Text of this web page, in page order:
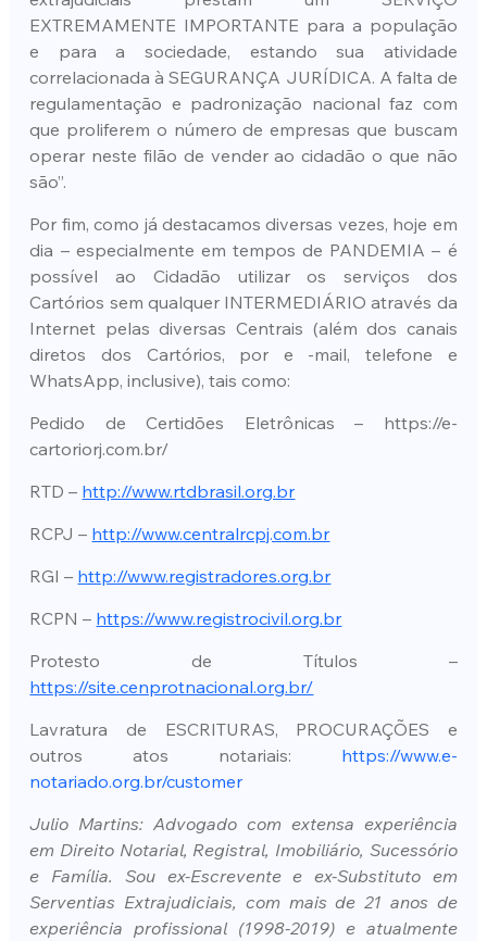
EXTREMAMENTE IMPORTANTE para a população
e para a sociedade, estando sua atividade
correlacionada à SEGURANÇA JURÍDICA. A falta de
regulamentação e padronização nacional faz com
que proliferem o número de empresas que buscam
operar neste filão de vender ao cidadão o que não
são”.
Por fim, como já destacamos diversas vezes, hoje em
dia – especialmente em tempos de PANDEMIA – é
possível ao Cidadão utilizar os serviços dos
Cartórios sem qualquer INTERMEDIÁRIO através da
Internet pelas diversas Centrais (além dos canais
diretos dos Cartórios, por e -mail, telefone e
WhatsApp, inclusive), tais como:
Pedido de Certidões Eletrônicas – https://e-
cartoriorj.com.br/
RTD – http://www.rtdbrasil.org.br
RCPJ – http://www.centralrcpj.com.br
RGI – http://www.registradores.org.br
RCPN – https://www.registrocivil.org.br
Protesto de Títulos –
https://site.cenprotnacional.org.br/
Lavratura de ESCRITURAS, PROCURAÇÕES e
outros atos notariais: https://www.e-
notariado.org.br/customer
Julio Martins: Advogado com extensa experiência
em Direito Notarial, Registral, Imobiliário, Sucessório
e Família. Sou ex-Escrevente e ex-Substituto em
Serventias Extrajudiciais, com mais de 21 anos de
experiência profissional (1998-2019) e atualmente